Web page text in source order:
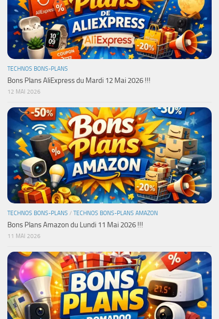
TECHNOS BONS-PLANS
Bons Plans AliExpress du Mardi 12 Mai 2026 !!!
12 MAI 2026
TECHNOS BONS-PLANS / TECHNOS BONS-PLANS AMAZON
Bons Plans Amazon du Lundi 11 Mai 2026 !!!
11 MAI 2026